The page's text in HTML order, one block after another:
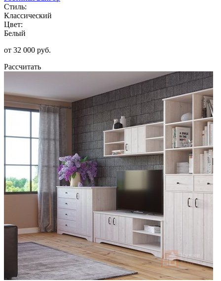
Стиль:
Классический
Цвет:
Белый
от 32 000 руб.
Рассчитать